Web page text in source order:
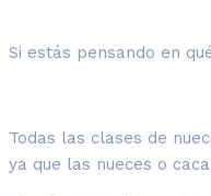
Si estás pensando en
Todas las clases de
ya que las nueces o